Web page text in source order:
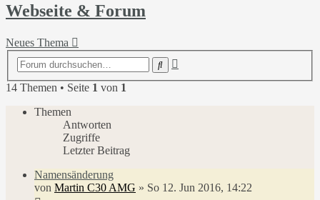
Webseite & Forum
Neues Thema
Suche
14 Themen • Seite 1 von 1
Themen
Antworten
Zugriffe
Letzter Beitrag
Namensänderung
von Martin C30 AMG » So 12. Jun 2016, 14:22